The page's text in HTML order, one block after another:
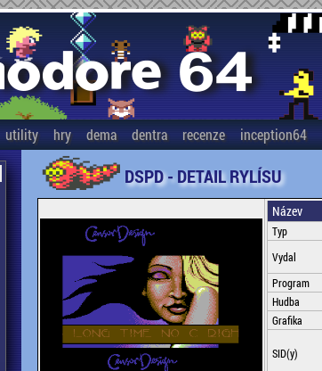
utility hry dema dentra recenze inception64
DSPD - DETAIL RYLÍSU
Název
Typ
Vydal
Program
Hudba
Grafika
SID(y)